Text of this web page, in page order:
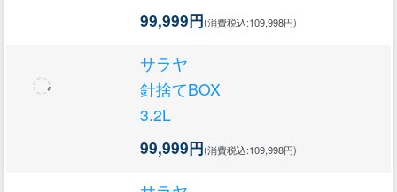
99,999円(消費税込:109,998円)
サラヤ
針捨てBOX
3.2L
99,999円(消費税込:109,998円)